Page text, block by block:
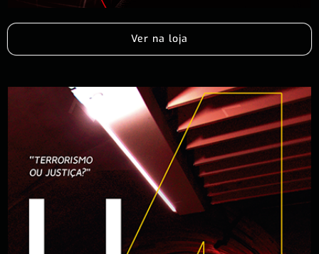
Ver na loja